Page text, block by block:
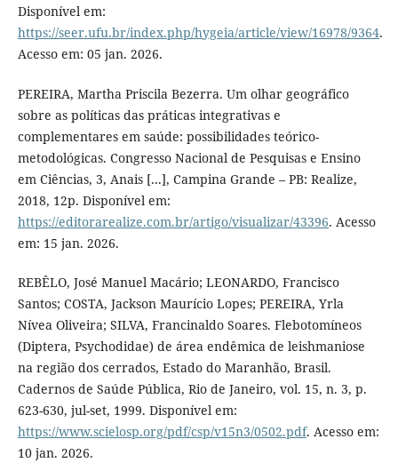
Disponível em:
https://seer.ufu.br/index.php/hygeia/article/view/16978/9364.
Acesso em: 05 jan. 2026.
PEREIRA, Martha Priscila Bezerra. Um olhar geográfico
sobre as políticas das práticas integrativas e
complementares em saúde: possibilidades teórico-
metodológicas. Congresso Nacional de Pesquisas e Ensino
em Ciências, 3, Anais [...], Campina Grande – PB: Realize,
2018, 12p. Disponível em:
https://editorarealize.com.br/artigo/visualizar/43396. Acesso
em: 15 jan. 2026.
REBÊLO, José Manuel Macário; LEONARDO, Francisco
Santos; COSTA, Jackson Maurício Lopes; PEREIRA, Yrla
Nívea Oliveira; SILVA, Francinaldo Soares. Flebotomíneos
(Diptera, Psychodidae) de área endêmica de leishmaniose
na região dos cerrados, Estado do Maranhão, Brasil.
Cadernos de Saúde Pública, Rio de Janeiro, vol. 15, n. 3, p.
623-630, jul-set, 1999. Disponível em:
https://www.scielosp.org/pdf/csp/v15n3/0502.pdf. Acesso em:
10 jan. 2026.